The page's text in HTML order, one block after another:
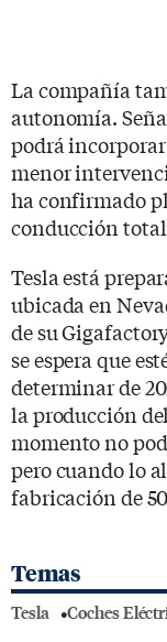
La compañía
autonomía.
podrá
menor
ha confirmado
conducción
Tesla está
ubicada en
de su
se espera que
determinar de
la producción
momento no
pero cuando lo
fabricación de
Temas
Tesla Coches